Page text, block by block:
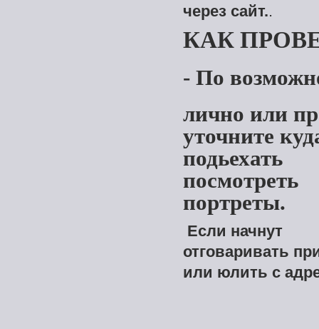
через сайт..
КАК
- По
лично или
уточните
подьехать
посмотреть
портреты.
Если начнут
отговаривать
или юлить с